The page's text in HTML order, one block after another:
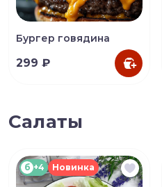
Бургер говядина
299 ₽
Салаты
б +4 Новинка